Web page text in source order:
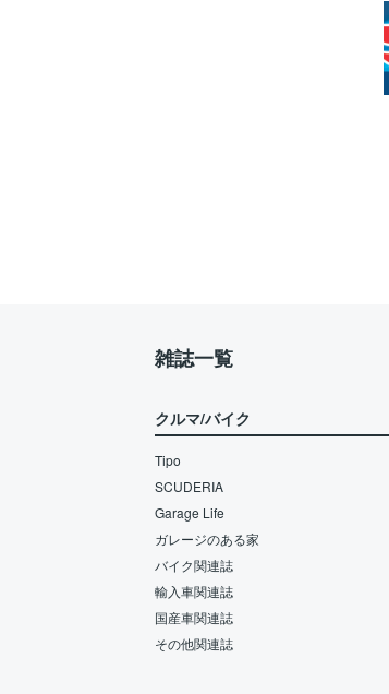
雑誌一覧
クルマ/バイク
Tipo
SCUDERIA
Garage Life
ガレージのある家
バイク関連誌
輸入車関連誌
国産車関連誌
その他関連誌